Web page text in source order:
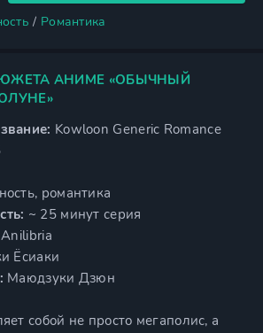
/ Романтика
АНИМЕ «ОБЫЧНЫЙ
Kowloon Generic Romance
романтика
~ 25 минут серия
Anilibria
Ёсиаки
Маюдзуки Дзюн
собой не просто мегаполис, а